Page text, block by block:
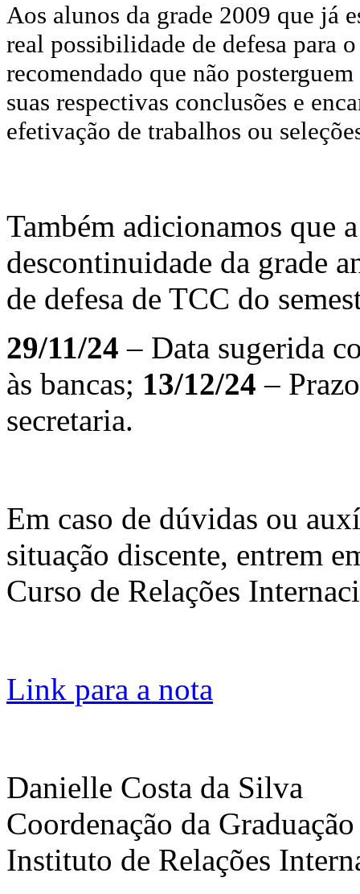
Aos alunos da grade 2009 que já
real possibilidade de defesa para
recomendado que não
suas respectivas conclusões e
efetivação de trabalhos ou
Também adicionamos que
descontinuidade da grade
de defesa de TCC do
29/11/24– Data sugerida
às bancas; 13/12/24–
secretaria.
Em caso de dúvidas ou
situação discente, entrem
Curso de Relações
Link para a nota
Danielle Costa da Silva
Coordenação da
Instituto de Relações